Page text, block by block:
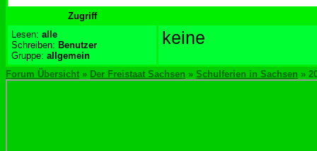
Zugriff
Lesen: alle
Schreiben: Benutzer
Gruppe: allgemein
keine
Forum Übersicht » Der Freistaat Sachsen » Schulferien in Sachsen »